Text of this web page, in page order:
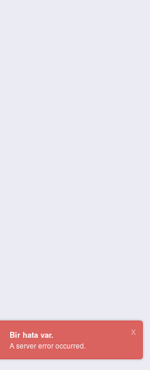
Bir hata var.
A server error occurred.